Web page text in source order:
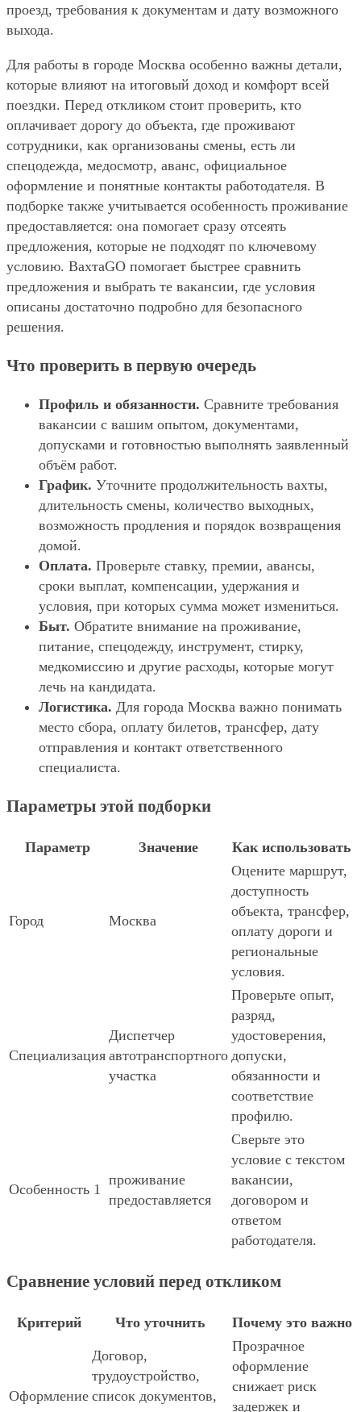
проезд, требования к документам и дату возможного
выхода.
Для работы в городе Москва особенно важны детали,
которые влияют на итоговый доход и комфорт всей
поездки. Перед откликом стоит проверить, кто
оплачивает дорогу до объекта, где проживают
сотрудники, как организованы смены, есть ли
спецодежда, медосмотр, аванс, официальное
оформление и понятные контакты работодателя. В
подборке также учитывается особенность проживание
предоставляется: она помогает сразу отсеять
предложения, которые не подходят по ключевому
условию. ВахтаGO помогает быстрее сравнить
предложения и выбрать те вакансии, где условия
описаны достаточно подробно для безопасного
решения.
Что проверить в первую очередь
Профиль и обязанности. Сравните требования
вакансии с вашим опытом, документами,
допусками и готовностью выполнять заявленный
объём работ.
График. Уточните продолжительность вахты,
длительность смены, количество выходных,
возможность продления и порядок возвращения
домой.
Оплата. Проверьте ставку, премии, авансы,
сроки выплат, компенсации, удержания и
условия, при которых сумма может измениться.
Быт. Обратите внимание на проживание,
питание, спецодежду, инструмент, стирку,
медкомиссию и другие расходы, которые могут
лечь на кандидата.
Логистика. Для города Москва важно понимать
место сбора, оплату билетов, трансфер, дату
отправления и контакт ответственного
специалиста.
Параметры этой подборки
Параметр Значение Как использовать
Город Москва
Оцените маршрут,
доступность
объекта, трансфер,
оплату дороги и
региональные
условия.
Специализация
Диспетчер
автотранспортного
участка
Проверьте опыт,
разряд,
удостоверения,
допуски,
обязанности и
соответствие
профилю.
Особенность 1
проживание
предоставляется
Сверьте это
условие с текстом
вакансии,
договором и
ответом
работодателя.
Сравнение условий перед откликом
Критерий Что уточнить Почему это важно
Оформление
Договор,
трудоустройство,
список документов,
Прозрачное
оформление
снижает риск
задержек и